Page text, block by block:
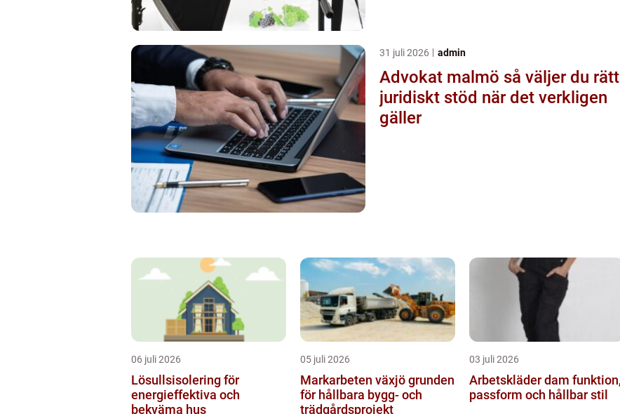
31 juli 2026 admin
Advokat malmö så väljer du rätt
juridiskt stöd när det verkligen
gäller
06 juli 2026
Lösullsisolering för
energieffektiva och
bekväma hus
05 juli 2026
Markarbeten växjö grunden
för hållbara bygg- och
trädgårdsprojekt
03 juli 2026
Arbetskläder dam funktion,
passform och hållbar stil